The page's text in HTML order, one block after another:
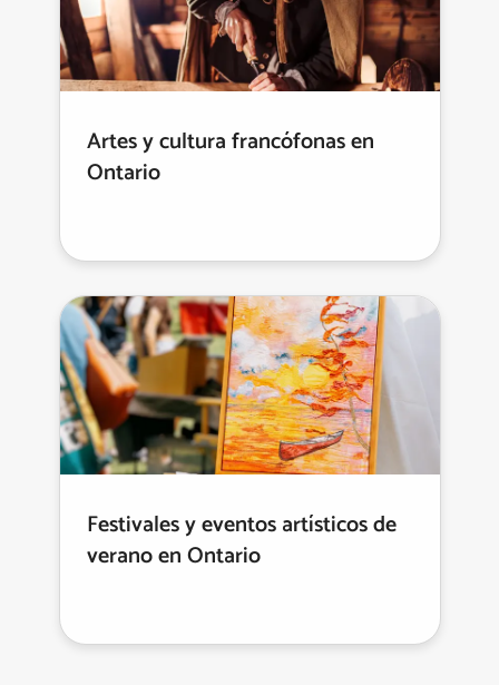
Artes y cultura francófonas en
Ontario
Festivales y eventos artísticos de
verano en Ontario